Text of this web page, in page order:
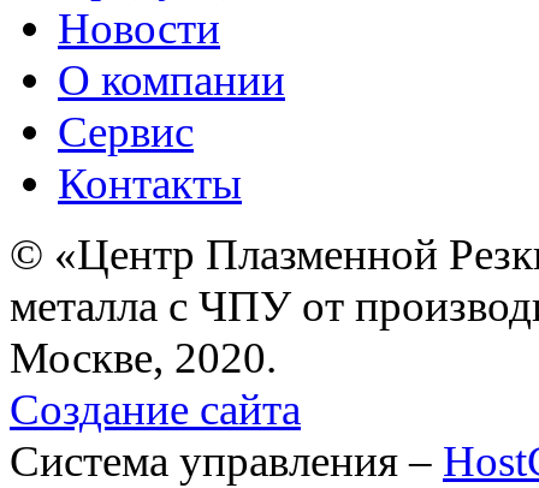
Новости
О компании
Сервис
Контакты
© «Центр Плазменной
металла с ЧПУ от
Москве, 2020.
Создание сайта
Система управления –